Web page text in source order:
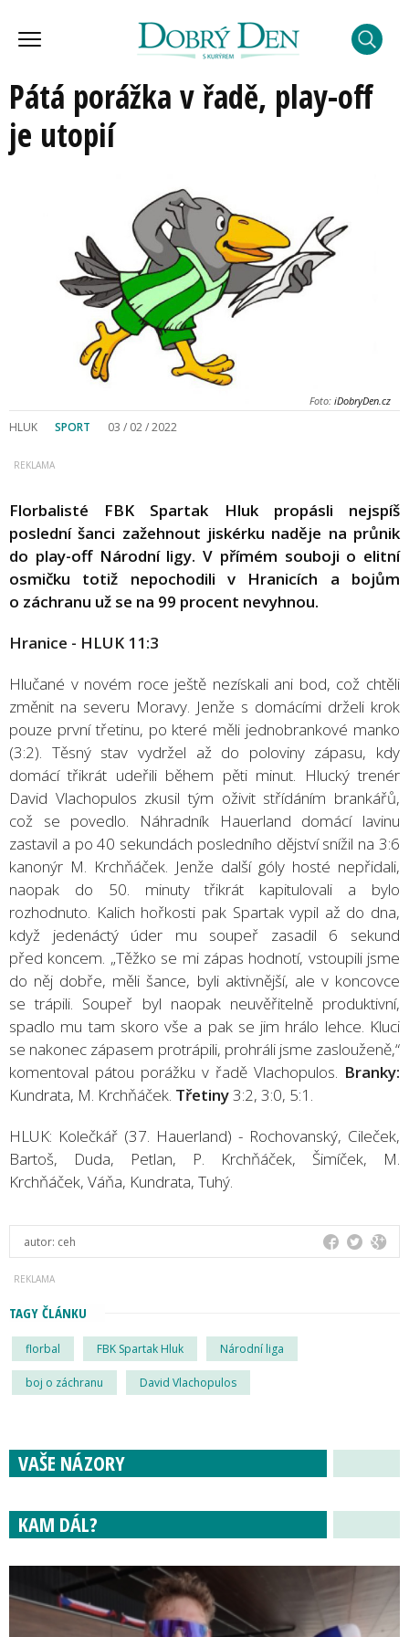
Pátá porážka v řadě, play-off
je utopií
Foto: iDobryDen.cz
HLUK SPORT 03 / 02 / 2022
Florbalisté FBK Spartak Hluk propásli nejspíš
poslední šanci zažehnout jiskérku naděje na průnik
do play-off Národní ligy. V přímém souboji o elitní
osmičku totiž nepochodili v Hranicích a bojům
o záchranu už se na 99 procent nevyhnou.
Hranice - HLUK 11:3
Hlučané v novém roce ještě nezískali ani bod, což chtěli
změnit na severu Moravy. Jenže s domácími drželi krok
pouze první třetinu, po které měli jednobrankové manko
(3:2). Těsný stav vydržel až do poloviny zápasu, kdy
domácí třikrát udeřili během pěti minut. Hlucký trenér
David Vlachopulos zkusil tým oživit střídáním brankářů,
což se povedlo. Náhradník Hauerland domácí lavinu
zastavil a po 40 sekundách posledního dějství snížil na 3:6
kanonýr M. Krchňáček. Jenže další góly hosté nepřidali,
naopak do 50. minuty třikrát kapitulovali a bylo
rozhodnuto. Kalich hořkosti pak Spartak vypil až do dna,
když jedenáctý úder mu soupeř zasadil 6 sekund
před koncem. „Těžko se mi zápas hodnotí, vstoupili jsme
do něj dobře, měli šance, byli aktivnější, ale v koncovce
se trápili. Soupeř byl naopak neuvěřitelně produktivní,
spadlo mu tam skoro vše a pak se jim hrálo lehce. Kluci
se nakonec zápasem protrápili, prohráli jsme zaslouženě,“
komentoval pátou porážku v řadě Vlachopulos. Branky:
Kundrata, M. Krchňáček. Třetiny3:2, 3:0, 5:1.
HLUK: Kolečkář (37. Hauerland) - Rochovanský, Cileček,
Bartoš, Duda, Petlan, P. Krchňáček, Šimíček, M.
Krchňáček, Váňa, Kundrata, Tuhý.
autor: ceh
TAGY ČLÁNKU
florbal FBK Spartak Hluk Národní liga
boj o záchranu David Vlachopulos
VAŠE NÁZORY
KAM DÁL?